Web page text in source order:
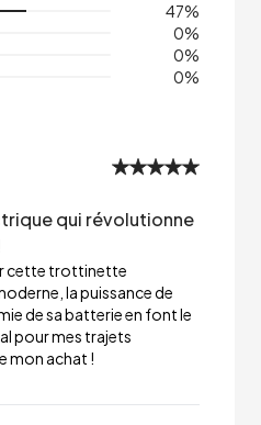
47%
0%
0%
0%
qui révolutionne
cette trottinette
la puissance de
de sa batterie en font le
pour mes trajets
mon achat !